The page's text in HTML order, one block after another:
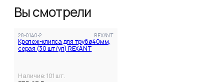
Вы смотрели
28-0140-2 REXANT
Крепеж-клипса для труб ø40мм,
серая (30 шт/уп) REXANT
Наличие:101 шт.